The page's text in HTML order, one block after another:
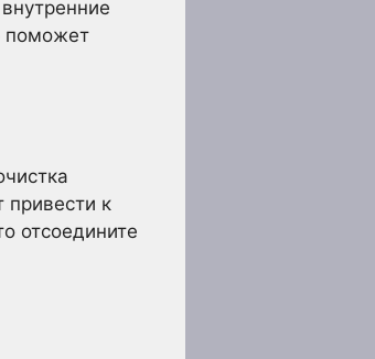
поможет
привести к
отсоедините